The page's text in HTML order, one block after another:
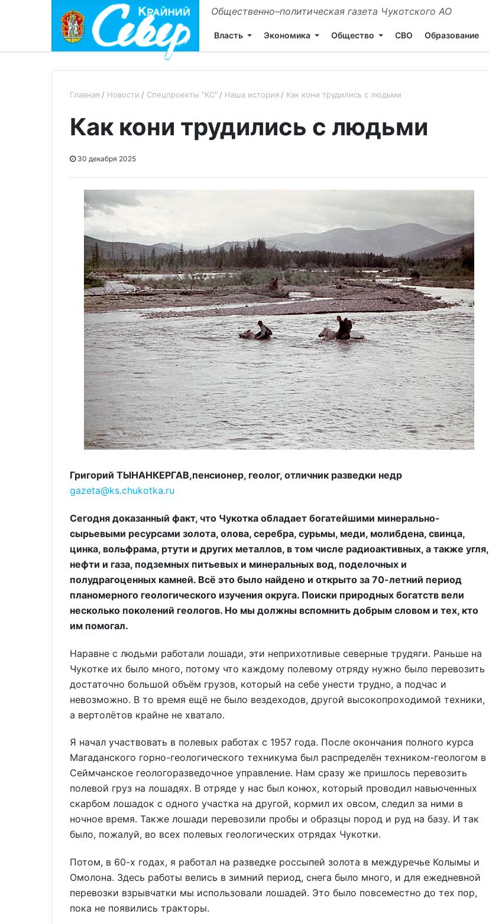
Общественно–политическая газета Чукотского АО
Власть Экономика Общество СВО Образование
Главная Новости Спецпроекты "КС" Наша история Как кони трудились с людьми
Как кони трудились с людьми
30 декабря 2025
Григорий ТЫНАНКЕРГАВ,пенсионер, геолог, отличник разведки недр
gazeta@ks.chukotka.ru
Сегодня доказанный факт, что Чукотка обладает богатейшими минерально-
сырьевыми ресурсами золота, олова, серебра, сурьмы, меди, молибдена, свинца,
цинка, вольфрама, ртути и других металлов, в том числе радиоактивных, а также угля,
нефти и газа, подземных питьевых и минеральных вод, поделочных и
полудрагоценных камней. Всё это было найдено и открыто за 70-летний период
планомерного геологического изучения округа. Поиски природных богатств вели
несколько поколений геологов. Но мы должны вспомнить добрым словом и тех, кто
им помогал.
Наравне с людьми работали лошади, эти неприхотливые северные трудяги. Раньше на
Чукотке их было много, потому что каждому полевому отряду нужно было перевозить
достаточно большой объём грузов, который на себе унести трудно, а подчас и
невозможно. В то время ещё не было вездеходов, другой высокопроходимой техники,
а вертолётов крайне не хватало.
Я начал участвовать в полевых работах с 1957 года. После окончания полного курса
Магаданского горно-геологического техникума был распределён техником-геологом в
Сеймчанское геологоразведочное управление. Нам сразу же пришлось перевозить
полевой груз на лошадях. В отряде у нас был конюх, который проводил навьюченных
скарбом лошадок с одного участка на другой, кормил их овсом, следил за ними в
ночное время. Также лошади перевозили пробы и образцы пород и руд на базу. И так
было, пожалуй, во всех полевых геологических отрядах Чукотки.
Потом, в 60-х годах, я работал на разведке россыпей золота в междуречье Колымы и
Омолона. Здесь работы велись в зимний период, снега было много, и для ежедневной
перевозки взрывчатки мы использовали лошадей. Это было повсеместно до тех пор,
пока не появились тракторы.